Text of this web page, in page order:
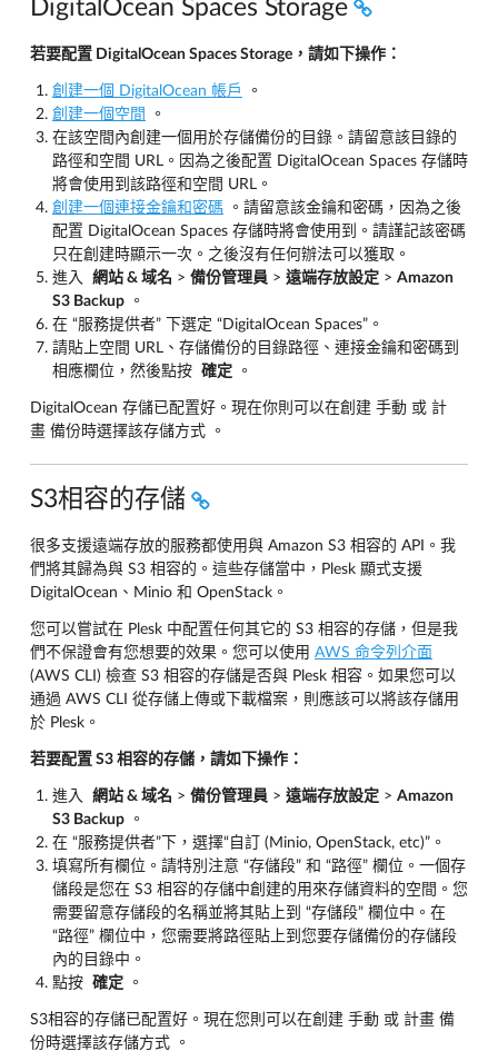
DigitalOcean Spaces Storage
若要配置 DigitalOcean Spaces Storage，請如下操作：
創建一個 DigitalOcean 帳戶
。
創建一個空間
。
在該空間內創建一個用於存儲備份的目錄。請留意該目錄的
路徑和空間 URL。因為之後配置 DigitalOcean Spaces 存儲時
將會使用到該路徑和空間 URL。
創建一個連接金鑰和密碼 。請留意該金鑰和密碼，因為之後
配置 DigitalOcean Spaces 存儲時將會使用到。請謹記該密碼
只在創建時顯示一次。之後沒有任何辦法可以獲取。
進入 網站 & 域名 > 備份管理員 > 遠端存放設定 > Amazon
S3 Backup 。
在 “服務提供者” 下選定 “DigitalOcean Spaces”。
請貼上空間 URL、存儲備份的目錄路徑、連接金鑰和密碼到
相應欄位，然後點按 確定 。
DigitalOcean 存儲已配置好。現在你則可以在創建 手動 或 計
畫 備份時選擇該存儲方式 。
S3相容的存儲
很多支援遠端存放的服務都使用與 Amazon S3 相容的 API。我
們將其歸為與 S3 相容的。這些存儲當中，Plesk 顯式支援
DigitalOcean、Minio 和 OpenStack。
您可以嘗試在 Plesk 中配置任何其它的 S3 相容的存儲，但是我
們不保證會有您想要的效果。您可以使用 AWS 命令列介面
(AWS CLI) 檢查 S3 相容的存儲是否與 Plesk 相容。如果您可以
通過 AWS CLI 從存儲上傳或下載檔案，則應該可以將該存儲用
於 Plesk。
若要配置 S3 相容的存儲，請如下操作：
進入 網站 & 域名 > 備份管理員 > 遠端存放設定 > Amazon
S3 Backup 。
在 “服務提供者”下，選擇“自訂 (Minio, OpenStack, etc)”。
填寫所有欄位。請特別注意 “存儲段” 和 “路徑” 欄位。一個存
儲段是您在 S3 相容的存儲中創建的用來存儲資料的空間。您
需要留意存儲段的名稱並將其貼上到 “存儲段” 欄位中。在
“路徑” 欄位中，您需要將路徑貼上到您要存儲備份的存儲段
內的目錄中。
點按 確定 。
S3相容的存儲已配置好。現在您則可以在創建 手動 或 計畫 備
份時選擇該存儲方式 。